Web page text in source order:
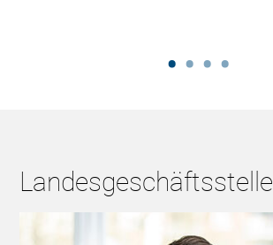
Landesgeschäftsstelle